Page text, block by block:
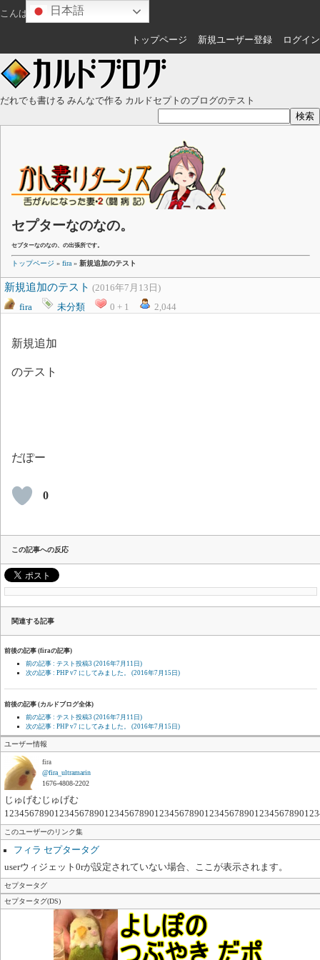
こんばんは ゲスト さん
トップページ 新規ユーザー登録 ログイン
だれでも書ける みんなで作る カルドセプトのブログのテスト
セプターなのなの。
セプターなのなの、の出張所です。
トップページ » fira » 新規追加のテスト
新規追加のテスト (2016年7月13日)
fira
未分類 0 + 1 2,044
新規追加
のテスト
だぽー
0
この記事への反応
関連する記事
前後の記事 (firaの記事)
前の記事 : テスト投稿3 (2016年7月11日)
次の記事 : PHP v7 にしてみました。 (2016年7月15日)
前後の記事 (カルドブログ全体)
前の記事 : テスト投稿3 (2016年7月11日)
次の記事 : PHP v7 にしてみました。 (2016年7月15日)
ユーザー情報
fira
@fira_ultramarin
1676-4808-2202
じゅげむじゅげむ
このユーザーのリンク集
フィラ セプタータグ
userウィジェット0rが設定されていない場合、ここが表示されます。
セプタータグ
セプタータグ(DS)
日本語